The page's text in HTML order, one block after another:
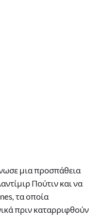
μια προσπάθεια
Πούτιν και να
τα οποία
πριν καταρριφθούν